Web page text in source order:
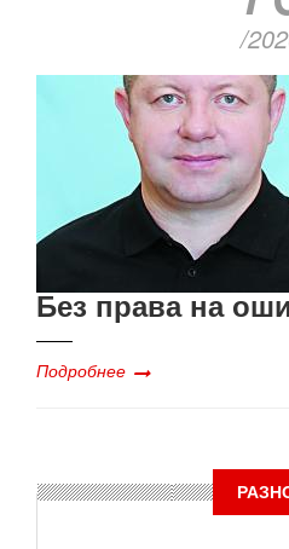
/
Без права на
Подробнее